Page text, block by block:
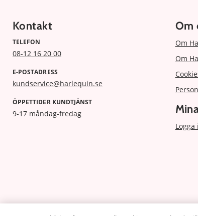
Kontakt
TELEFON
08-12 16 20 00
E-POSTADRESS
kundservice@harlequin.se
ÖPPETTIDER KUNDTJÄNST
9-17 måndag-fredag
Om
Om
Om